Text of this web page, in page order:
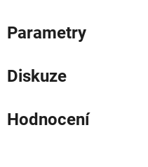
Parametry
Diskuze
Hodnocení